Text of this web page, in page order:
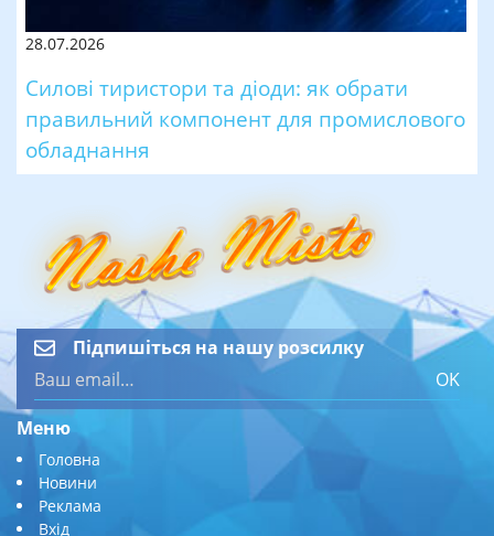
28.07.2026
Силові тиристори та діоди: як обрати
правильний компонент для промислового
обладнання
Підпишіться на нашу розсилку
OK
Меню
Головна
Новини
Реклама
Вхід